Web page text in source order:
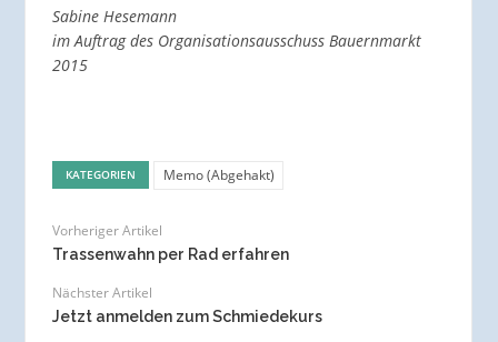
Sabine Hesemann
im Auftrag des Organisationsausschuss Bauernmarkt
2015
KATEGORIEN Memo (Abgehakt)
Vorheriger Artikel
Trassenwahn per Rad erfahren
Nächster Artikel
Jetzt anmelden zum Schmiedekurs